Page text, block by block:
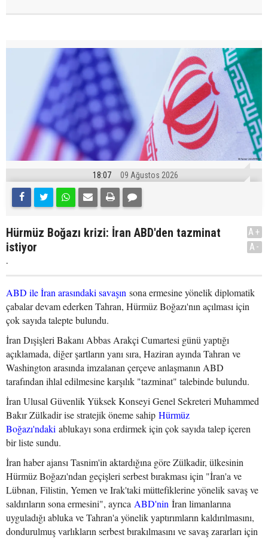
18:07 09 Ağustos 2026
Hürmüz Boğazı krizi: İran ABD'den tazminat
istiyor
.
A+
A-
ABD ile İran arasındaki savaşın sona ermesine yönelik diplomatik
çabalar devam ederken Tahran, Hürmüz Boğazı'nın açılması için
çok sayıda talepte bulundu.
İran Dışişleri Bakanı Abbas Arakçi Cumartesi günü yaptığı
açıklamada, diğer şartların yanı sıra, Haziran ayında Tahran ve
Washington arasında imzalanan çerçeve anlaşmanın ABD
tarafından ihlal edilmesine karşılık "tazminat" talebinde bulundu.
İran Ulusal Güvenlik Yüksek Konseyi Genel Sekreteri Muhammed
Bakır Zülkadir ise stratejik öneme sahip Hürmüz
Boğazı'ndaki ablukayı sona erdirmek için çok sayıda talep içeren
bir liste sundu.
İran haber ajansı Tasnim'in aktardığına göre Zülkadir, ülkesinin
Hürmüz Boğazı'ndan geçişleri serbest bırakması için "İran'a ve
Lübnan, Filistin, Yemen ve Irak'taki müttefiklerine yönelik savaş ve
saldırıların sona ermesini", ayrıca ABD'nin İran limanlarına
uyguladığı abluka ve Tahran'a yönelik yaptırımların kaldırılmasını,
dondurulmuş varlıkların serbest bırakılmasını ve savaş zararları için